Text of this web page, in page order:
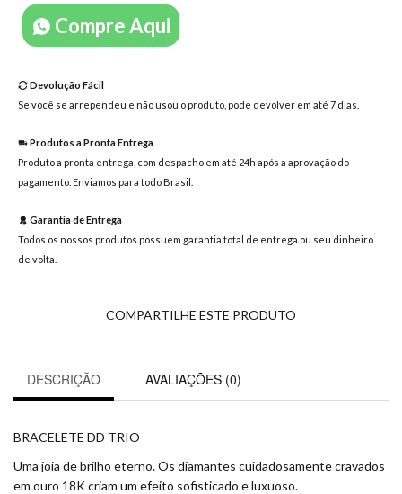
Compre Aqui
Devolução Fácil
Se você se arrependeu e não usou o produto, pode devolver em até 7 dias.
Produtos a Pronta Entrega
Produto a pronta entrega, com despacho em até 24h após a aprovação do
pagamento. Enviamos para todo Brasil.
Garantia de Entrega
Todos os nossos produtos possuem garantia total de entrega ou seu dinheiro
de volta.
COMPARTILHE ESTE PRODUTO
DESCRIÇÃO AVALIAÇÕES (0)
BRACELETE DD TRIO
Uma joia de brilho eterno. Os diamantes cuidadosamente cravados
em ouro 18K criam um efeito sofisticado e luxuoso.